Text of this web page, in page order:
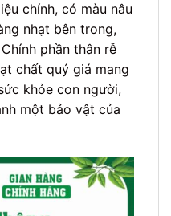
chính, có màu nâu
nhạt bên trong,
phần thân rễ
chất quý giá mang
khỏe con người,
một bảo vật của